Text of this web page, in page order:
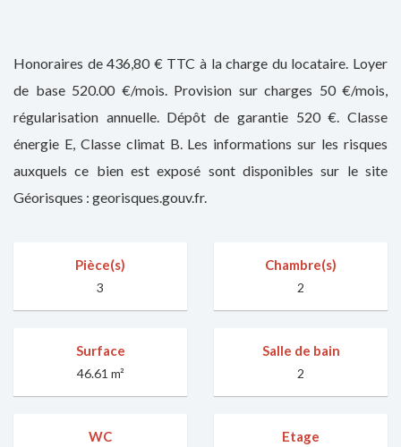
Honoraires de 436,80 € TTC à la charge du locataire. Loyer
de base 520.00 €/mois. Provision sur charges 50 €/mois,
régularisation annuelle. Dépôt de garantie 520 €. Classe
énergie E, Classe climat B. Les informations sur les risques
auxquels ce bien est exposé sont disponibles sur le site
Géorisques : georisques.gouv.fr.
Pièce(s)
3
Chambre(s)
2
Surface
46.61 m²
Salle de bain
2
WC Etage